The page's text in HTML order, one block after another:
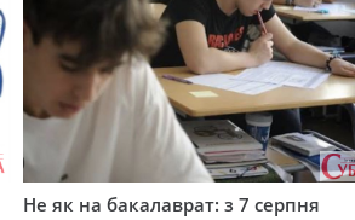
Не як на бакалаврат: з 7 серпня